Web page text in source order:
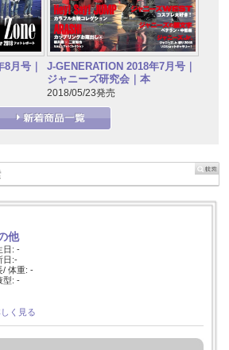
月号｜
J-GENERATION 2018年7月号｜
ジャニーズ研究会｜本
2018/05/23発売
他
日: -
日:-
/ 体重: -
型: -
く見る